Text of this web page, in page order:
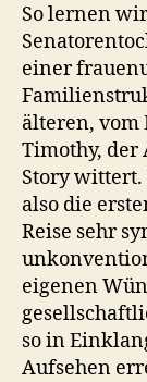
So lernen
einer
älteren, vom
Timothy, der
Story
also die
Reise sehr
eigenen
so in
Aufsehen